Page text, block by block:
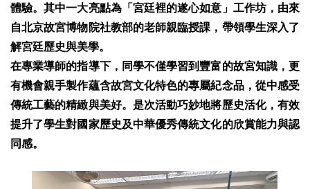
體驗。其中一大亮點為「宮廷裡的遂心如意」工作坊，由來
自北京故宮博物院社教部的老師親臨授課，帶領學生深入了
解宮廷歷史與美學。
在專業導師的指導下，同學不僅學習到豐富的故宮知識，更
有機會親手製作蘊含故宮文化特色的專屬紀念品，從中感受
傳統工藝的精緻與美好。是次活動巧妙地將歷史活化，有效
提升了學生對國家歷史及中華優秀傳統文化的欣賞能力與認
同感。